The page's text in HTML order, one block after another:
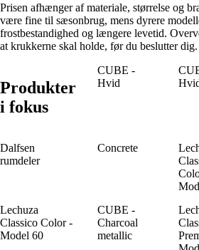
Prisen afhænger af materiale, størrelse og
være fine til sæsonbrug, mens dyrere
frostbestandighed og længere levetid.
at krukkerne skal holde, før du beslutter dig.
Produkter
i fokus
CUBE -
Hvid
Dalfsen
rumdeler
Concrete
Lechuza
Classico Color -
Model 60
CUBE -
Charcoal
metallic